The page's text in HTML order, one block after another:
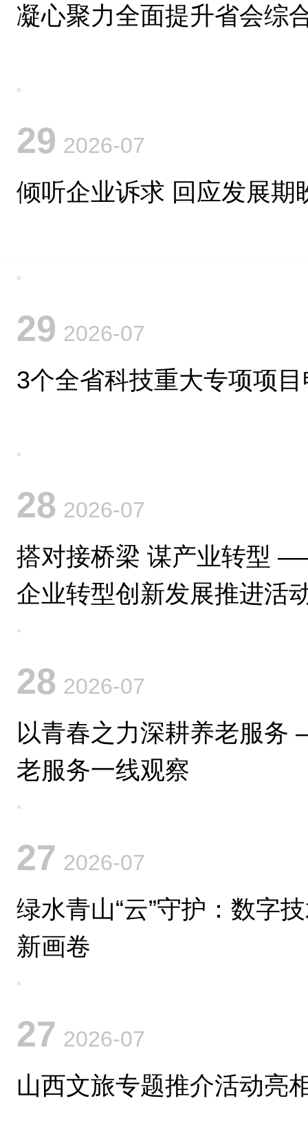
凝心聚力全面提升省会综
29 2026-07
倾听企业诉求 回应发展期
29 2026-07
3个全省科技重大专项项
28 2026-07
搭对接桥梁 谋产业转型
企业转型创新发展推进活
28 2026-07
以青春之力深耕养老服
老服务一线观察
27 2026-07
绿水青山“云”守护：数字
新画卷
27 2026-07
山西文旅专题推介活动亮